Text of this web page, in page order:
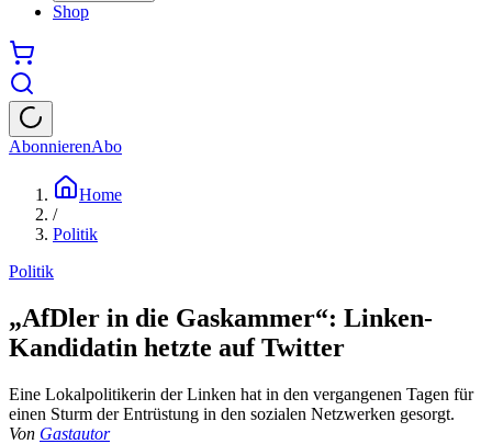
Shop
AbonnierenAbo
Home
/
Politik
Politik
„AfDler in die Gaskammer“: Linken-
Kandidatin hetzte auf Twitter
Eine Lokalpolitikerin der Linken hat in den vergangenen Tagen für
einen Sturm der Entrüstung in den sozialen Netzwerken gesorgt.
Von Gastautor